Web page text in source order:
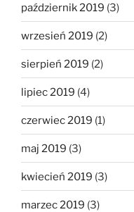
październik 2019 (3)
wrzesień 2019 (2)
sierpień 2019 (2)
lipiec 2019 (4)
czerwiec 2019 (1)
maj 2019 (3)
kwiecień 2019 (3)
marzec 2019 (3)